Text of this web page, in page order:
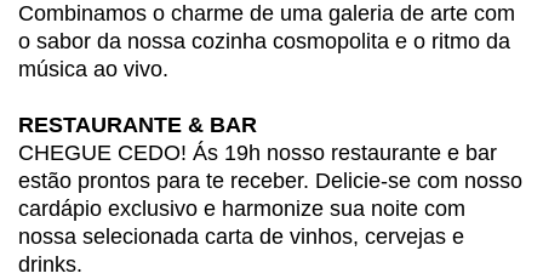
Combinamos o charme de uma galeria de arte com
o sabor da nossa cozinha cosmopolita e o ritmo da
música ao vivo.
RESTAURANTE & BAR
CHEGUE CEDO! Ás 19h nosso restaurante e bar
estão prontos para te receber. Delicie-se com nosso
cardápio exclusivo e harmonize sua noite com
nossa selecionada carta de vinhos, cervejas e
drinks.